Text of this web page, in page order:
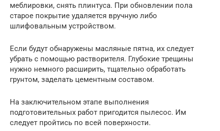
меблировки, снять плинтуса. При обновлении пола
старое покрытие удаляется вручную либо
шлифовальным устройством.
Если будут обнаружены масляные пятна, их следует
убрать с помощью растворителя. Глубокие трещины
нужно немного расширить, тщательно обработать
грунтом, заделать цементным составом.
На заключительном этапе выполнения
подготовительных работ пригодится пылесос. Им
следует пройтись по всей поверхности.